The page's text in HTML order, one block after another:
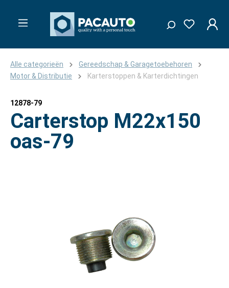
Alle categorieën
Gereedschap & Garagetoebehoren
Motor & Distributie
Karterstoppen & Karterdichtingen
12878-79
Carterstop M22x150
oas-79